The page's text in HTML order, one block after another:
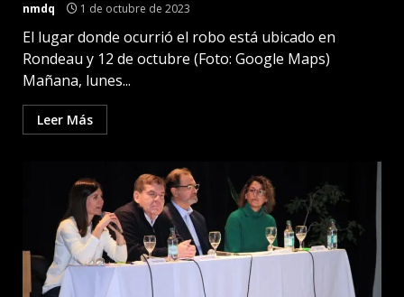
nmdq 1 de octubre de 2023
El lugar donde ocurrió el robo está ubicado en
Rondeau y 12 de octubre (Foto: Google Maps)
Mañana, lunes...
Leer Más